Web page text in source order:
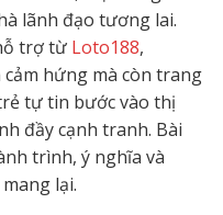
lãnh đạo tương lai.
trợ từ Loto188,
hứng mà còn trang
tự tin bước vào thị
đầy cạnh tranh. Bài
trình, ý nghĩa và
lại.